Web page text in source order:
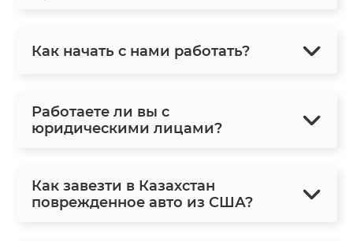
Как начать с нами работать?
Работаете ли вы с
юридическими лицами?
Как завезти в Казахстан
поврежденное авто из США?